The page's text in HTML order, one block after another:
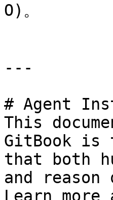
O)。
---
# Agent
This
GitBook is
that both
and
Learn